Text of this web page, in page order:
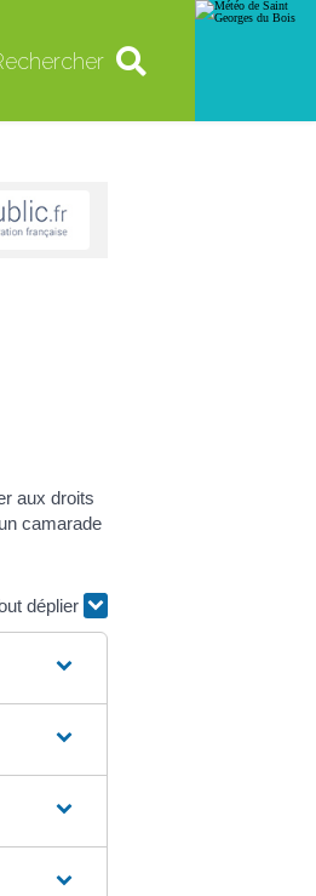
aux droits
camarade
déplier